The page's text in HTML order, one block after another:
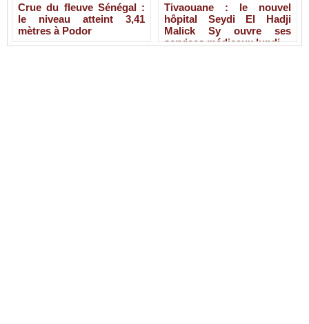
Crue du fleuve Sénégal :
le niveau atteint 3,41
mètres à Podor
Tivaouane : le nouvel
hôpital Seydi El Hadji
Malick Sy ouvre ses
services médicaux lundi